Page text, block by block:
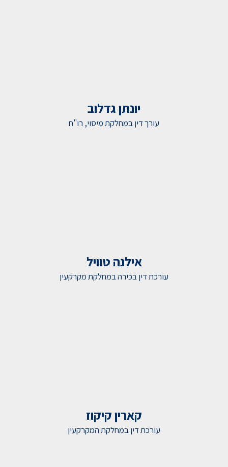
יונתן גדלוב
עורך דין במחלקת מיסוי, רו"ח
אילנה טוויל
עורכת דין בכירה במחלקת מקרקעין
קארין קיקוז
עורכת דין במחלקת המקרקעין